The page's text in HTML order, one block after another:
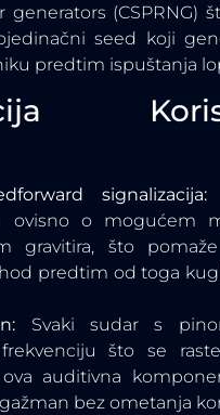
(CSPRNG)
seed koji
predtim ispuštanja
signalizacija:
ovisno o mogućem
gravitira, što
predtim od toga
Svaki sudar s
što se
auditivna
bez ometanja